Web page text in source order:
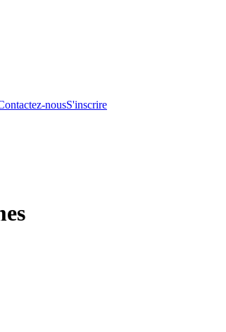
nousS'inscrire